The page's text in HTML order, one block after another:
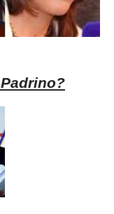
Padrino?